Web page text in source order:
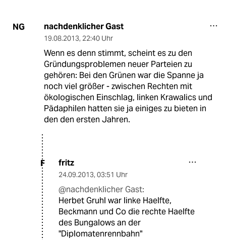
NG nachdenklicher Gast
19.08.2013, 22:40 Uhr
Wenn es denn stimmt, scheint es zu den
Gründungsproblemen neuer Parteien zu
gehören: Bei den Grünen war die Spanne ja
noch viel größer - zwischen Rechten mit
ökologischen Einschlag, linken Krawalics und
Pädaphilen hatten sie ja einiges zu bieten in
den den ersten Jahren.
F fritz
24.09.2013, 03:51 Uhr
@nachdenklicher Gast:
Herbet Gruhl war linke Haelfte,
Beckmann und Co die rechte Haelfte
des Bungalows an der
"Diplomatenrennbahn"